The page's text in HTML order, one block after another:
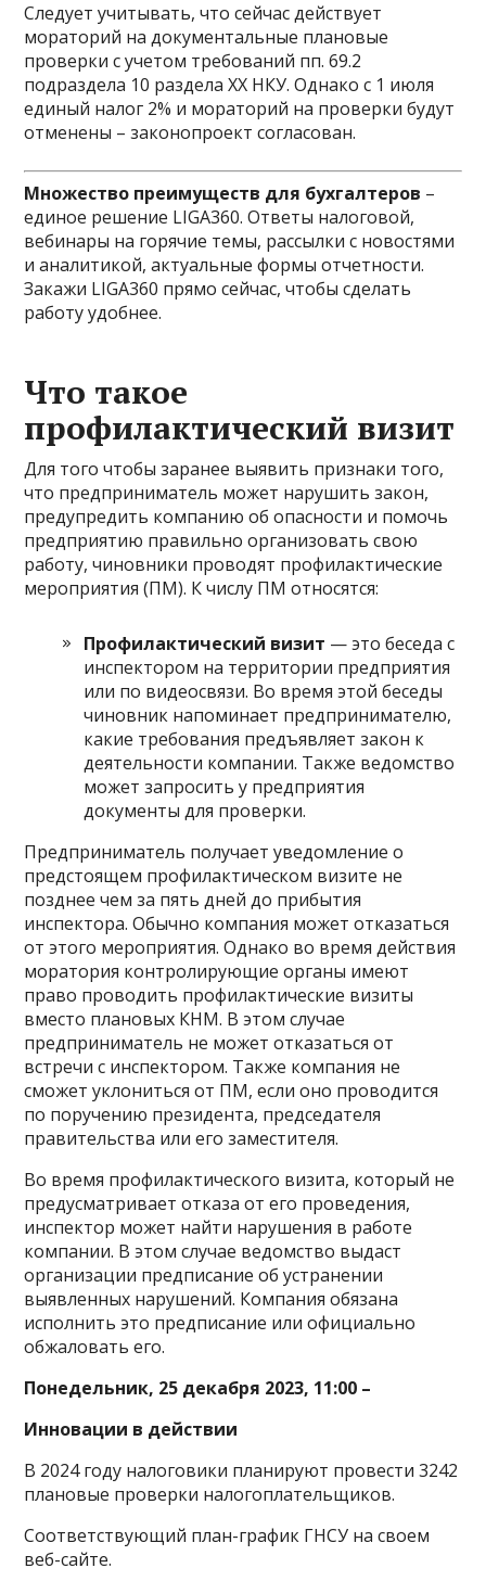
Следует учитывать, что сейчас действует
мораторий на документальные плановые
проверки с учетом требований пп. 69.2
подраздела 10 раздела ХХ НКУ. Однако с 1 июля
единый налог 2% и мораторий на проверки будут
отменены – законопроект согласован.
Множество преимуществ для бухгалтеров –
единое решение LIGA360. Ответы налоговой,
вебинары на горячие темы, рассылки с новостями
и аналитикой, актуальные формы отчетности.
Закажи LIGA360 прямо сейчас, чтобы сделать
работу удобнее.
Что такое
профилактический визит
Для того чтобы заранее выявить признаки того,
что предприниматель может нарушить закон,
предупредить компанию об опасности и помочь
предприятию правильно организовать свою
работу, чиновники проводят профилактические
мероприятия (ПМ). К числу ПМ относятся:
Профилактический визит — это беседа с
инспектором на территории предприятия
или по видеосвязи. Во время этой беседы
чиновник напоминает предпринимателю,
какие требования предъявляет закон к
деятельности компании. Также ведомство
может запросить у предприятия
документы для проверки.
Предприниматель получает уведомление о
предстоящем профилактическом визите не
позднее чем за пять дней до прибытия
инспектора. Обычно компания может отказаться
от этого мероприятия. Однако во время действия
моратория контролирующие органы имеют
право проводить профилактические визиты
вместо плановых КНМ. В этом случае
предприниматель не может отказаться от
встречи с инспектором. Также компания не
сможет уклониться от ПМ, если оно проводится
по поручению президента, председателя
правительства или его заместителя.
Во время профилактического визита, который не
предусматривает отказа от его проведения,
инспектор может найти нарушения в работе
компании. В этом случае ведомство выдаст
организации предписание об устранении
выявленных нарушений. Компания обязана
исполнить это предписание или официально
обжаловать его.
Понедельник, 25 декабря 2023, 11:00 –
Инновации в действии
В 2024 году налоговики планируют провести 3242
плановые проверки налогоплательщиков.
Соответствующий план-график ГНСУ на своем
веб-сайте.